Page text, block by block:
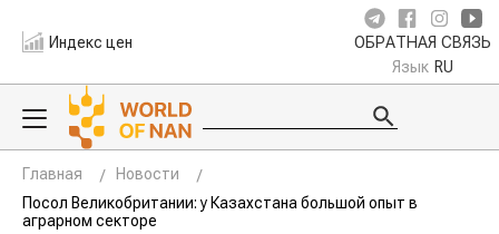
Индекс цен ОБРАТНАЯ СВЯЗЬ
Язык RU
Главная
Новости
Посол Великобритании: у Казахстана большой опыт в
аграрном секторе